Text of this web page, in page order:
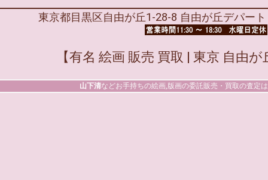
東京都目黒区自由が丘1-28-8 自由が丘デパー
【有名 絵画 販売 買取 | 東京 自由
山下清などお手持ちの絵画,版画の委託販売・買取の査定